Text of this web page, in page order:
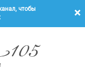
чтобы